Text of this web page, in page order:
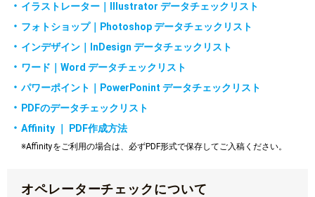
イラストレーター｜Illustrator データチェックリスト
フォトショップ｜Photoshop データチェックリスト
インデザイン｜InDesign データチェックリスト
ワード｜Word データチェックリスト
パワーポイント｜PowerPonint データチェックリスト
PDFのデータチェックリスト
Affinity ｜ PDF作成方法
※Affinityをご利用の場合は、必ずPDF形式で保存してご入稿ください。
オペレーターチェックについて